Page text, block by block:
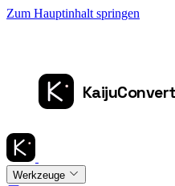
Zum Hauptinhalt springen
Werkzeuge